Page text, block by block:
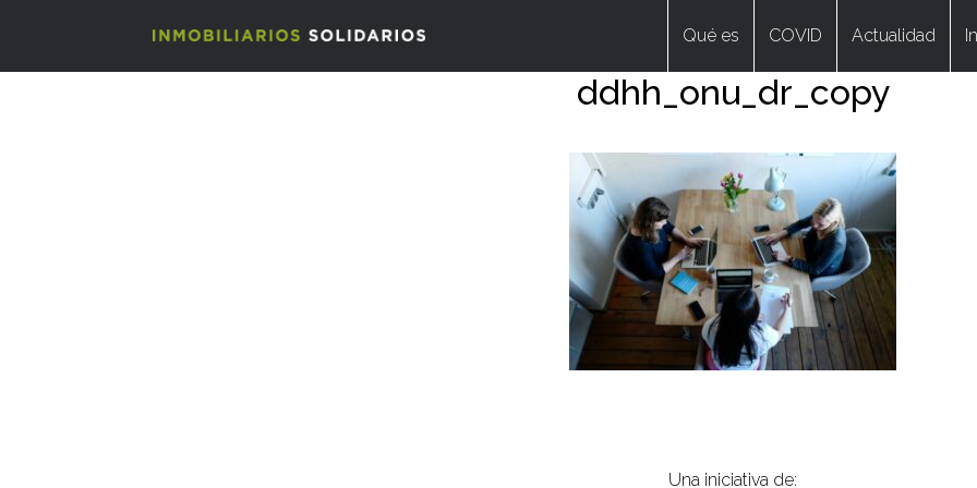
Qué es COVID Actualidad
ddhh_onu_dr_copy
Una iniciativa de: